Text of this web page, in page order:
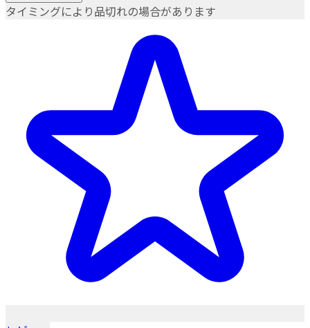
タイミングにより品切れの場合があります